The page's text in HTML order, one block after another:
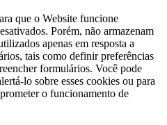
que o Website funcione
Porém, não armazenam
apenas em resposta a
tais como definir preferências
formulários. Você pode
lo sobre esses cookies ou para
o funcionamento de